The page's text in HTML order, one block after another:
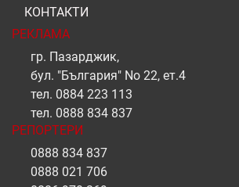
КОНТАКТИ
РЕКЛАМА
гр. Пазарджик,
бул. "България" No 22, ет.4
тел. 0884 223 113
тел. 0888 834 837
РЕПОРТЕРИ
0888 834 837
0888 021 706